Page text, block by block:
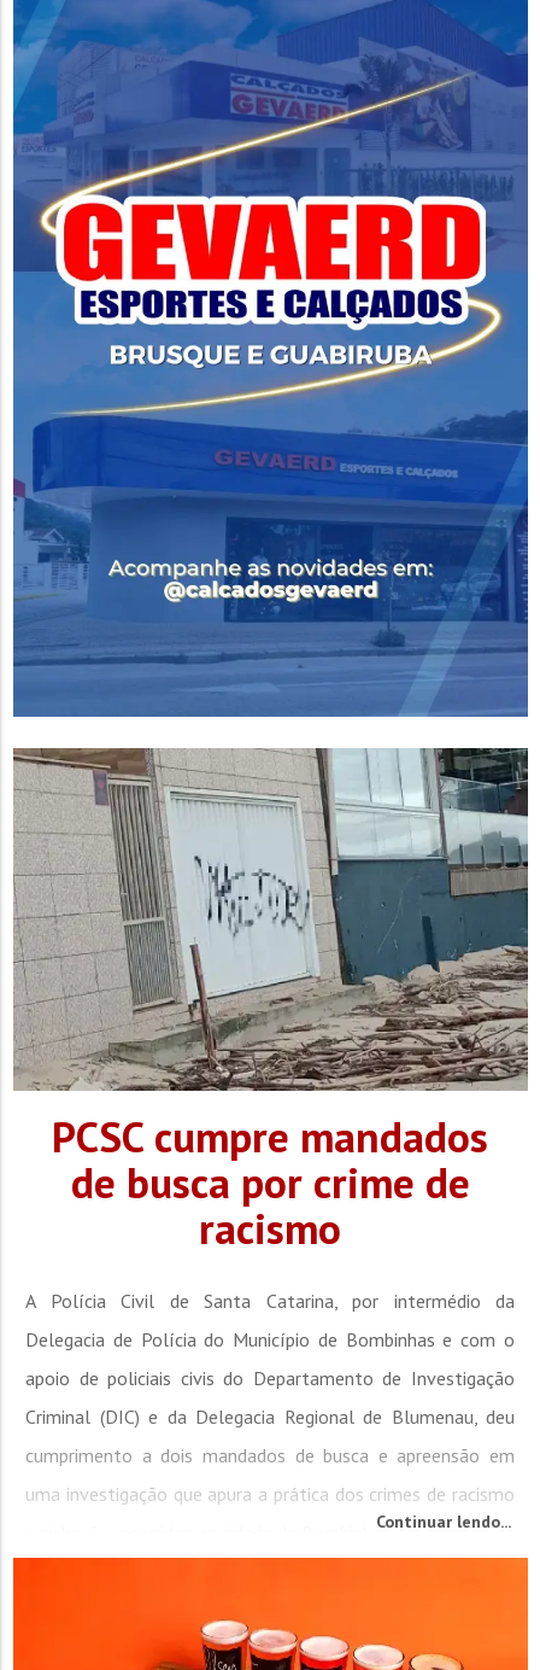
PCSC cumpre mandados
de busca por crime de
racismo
A Polícia Civil de Santa Catarina, por intermédio da
Delegacia de Polícia do Município de Bombinhas e com o
apoio de policiais civis do Departamento de Investigação
Criminal (DIC) e da Delegacia Regional de Blumenau, deu
cumprimento a dois mandados de busca e apreensão em
uma investigação que apura a prática dos crimes de racismo
e pichação, ocorridos na cidade de Bombinhas. No começo da
Continuar lendo...